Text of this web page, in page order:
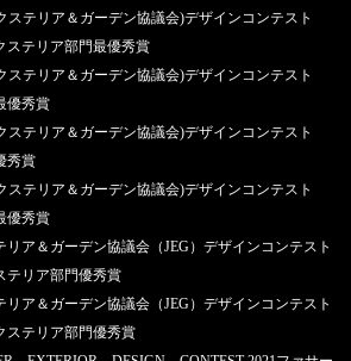
ステリア＆ガーデン協議会)デザインコンテスト
ステリア部門最優秀賞
ステリア＆ガーデン協議会)デザインコンテスト
優秀賞
ステリア＆ガーデン協議会)デザインコンテスト
秀賞
ステリア＆ガーデン協議会)デザインコンテスト
優秀賞
リア＆ガーデン協議会（JEG）デザインコンテスト
テリア部門優秀賞
リア＆ガーデン協議会（JEG）デザインコンテスト
ステリア部門優秀賞